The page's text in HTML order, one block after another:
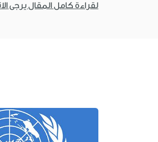
لقراءة كامل المقال يرجى